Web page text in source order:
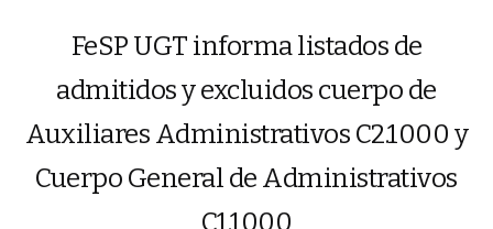
FeSP UGT informa listados de
admitidos y excluidos cuerpo de
Auxiliares Administrativos C2.1000 y
Cuerpo General de Administrativos
C1.1000